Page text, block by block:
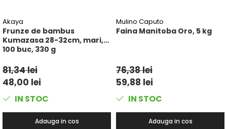
Akaya
Frunze de bambus
Kumazasa 28-32cm, mari,
100 buc, 330 g
81,34 lei
48,00 lei
IN STOC
Adauga in cos
Mulino Caputo
Faina Manitoba Oro, 5 kg
76,38 lei
59,88 lei
IN STOC
Adauga in cos